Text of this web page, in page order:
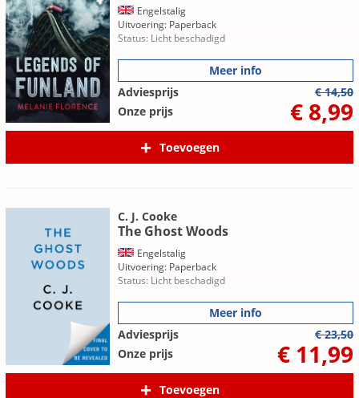
Engelstalig
Uitvoering: Paperback
Status: Licht beschadigd
Meer info
Adviesprijs
€ 14,50
Onze prijs
€ 8,99
Toevoegen
C. J. Cooke
The Ghost Woods
Engelstalig
Uitvoering: Paperback
Status: Licht beschadigd
Meer info
Adviesprijs
€ 23,50
Onze prijs
€ 11,99
Toevoegen